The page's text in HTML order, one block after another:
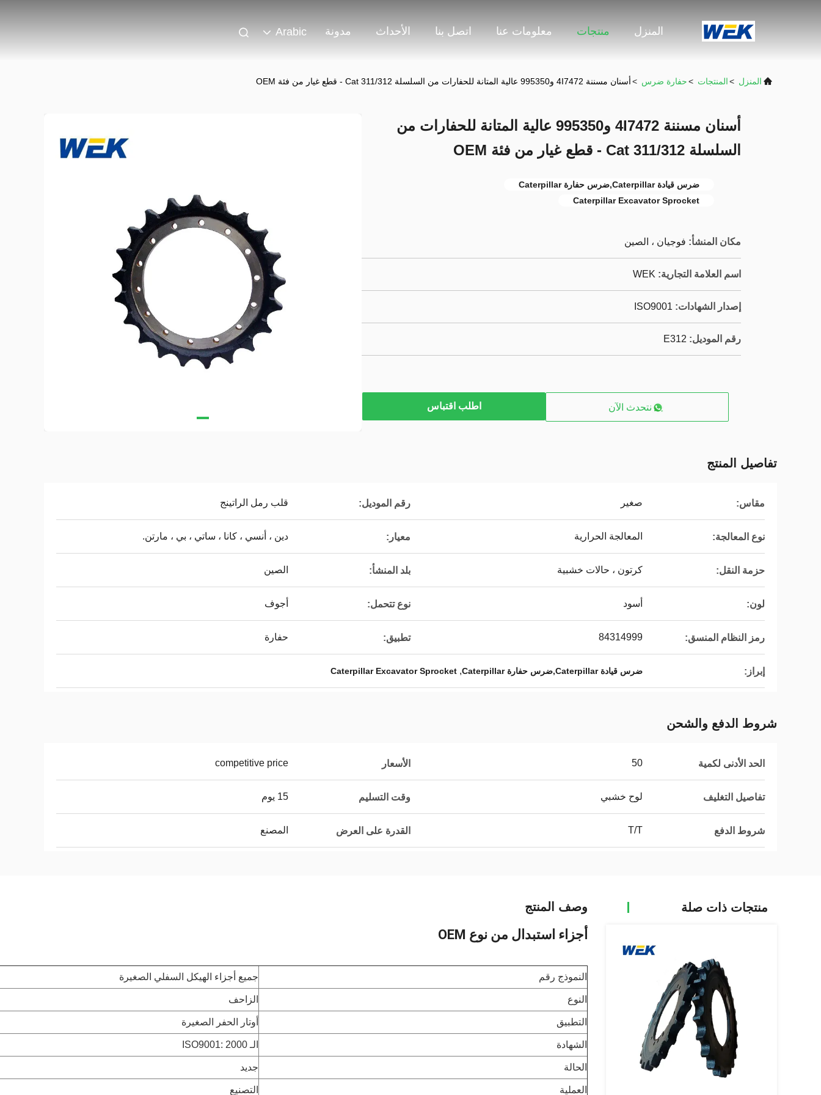
المنزل منتجات معلومات عنا اتصل بنا الأحداث مدونة Arabic
المنزل >المنتجات >حفارة ضرس >أسنان مسننة 4I7472 و995350 عالية المتانة للحفارات من السلسلة Cat 311/312 - قطع غيار من فئة OEM
أسنان مسننة 4I7472 و995350 عالية المتانة للحفارات من
السلسلة Cat 311/312 - قطع غيار من فئة OEM
ضرس قيادة Caterpillar,ضرس حفارة Caterpillar
Caterpillar Excavator Sprocket
مكان المنشأ: فوجيان ، الصين
اسم العلامة التجارية: WEK
إصدار الشهادات: ISO9001
رقم الموديل: E312
نتحدث الآن اطلب اقتباس
تفاصيل المنتج
مقاس: صغير رقم الموديل: قلب رمل الراتينج
نوع المعالجة: المعالجة الحرارية معيار: دين ، أنسي ، كانا ، ساتي ، بي ، مارتن.
حزمة النقل: كرتون ، حالات خشبية بلد المنشأ: الصين
لون: أسود نوع تتحمل: أجوف
رمز النظام المنسق: 84314999 تطبيق: حفارة
إبراز: ضرس قيادة Caterpillar,ضرس حفارة Caterpillar ,
Caterpillar Excavator Sprocket
شروط الدفع والشحن
الحد الأدنى لكمية 50 الأسعار competitive price
تفاصيل التغليف لوح خشبي وقت التسليم 15 يوم
شروط الدفع T/T القدرة على العرض المصنع
منتجات ذات صلة وصف المنتج
أجزاء استبدال من نوع OEM
النموذج رقم جميع أجزاء الهيكل السفلي الصغيرة
النوع الزاحف
التطبيق أوتار الحفر الصغيرة
الشهادة الـ ISO9001: 2000
الحالة جديد
العملية التصنيع